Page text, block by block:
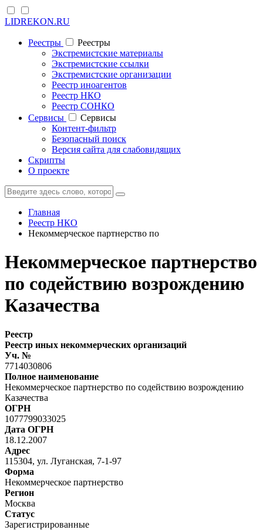
LIDREKON.RU
Реестры
Реестры
Экстремистские материалы
Экстремистские ссылки
Экстремистские организации
Реестр иноагентов
Реестр НКО
Реестр СОНКО
Cервисы
Cервисы
Контент-фильтр
Безопасный поиск
Версия сайта для слабовидящих
Скрипты
О проекте
Главная
Реестр НКО
Некоммерческое партнерство по
Некоммерческое партнерство
по содействию возрождению
Казачества
Реестр
Реестр иных некоммерческих организаций
Уч. №
7714030806
Полное наименование
Некоммерческое партнерство по содействию возрождению
Казачества
ОГРН
1077799033025
Дата ОГРН
18.12.2007
Адрес
115304, ул. Луганская, 7-1-97
Форма
Некоммерческое партнерство
Регион
Москва
Статус
Зарегистрированные